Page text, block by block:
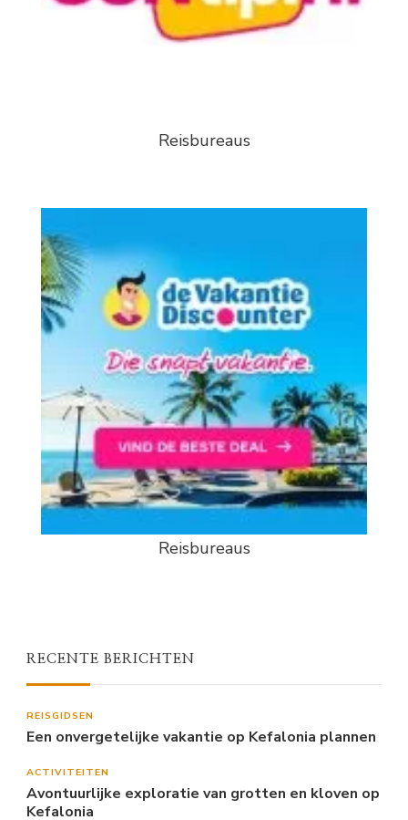
Reisbureaus
Reisbureaus
RECENTE BERICHTEN
REISGIDSEN
Een onvergetelijke vakantie op Kefalonia plannen
ACTIVITEITEN
Avontuurlijke exploratie van grotten en kloven op
Kefalonia